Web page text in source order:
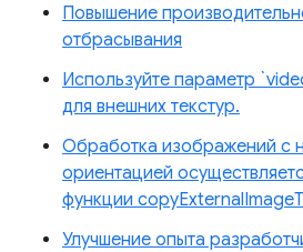
Повышение
отбрасывания
Используйте параметр
для внешних текстур.
Обработка изображений с
ориентацией
функции
Улучшение опыта